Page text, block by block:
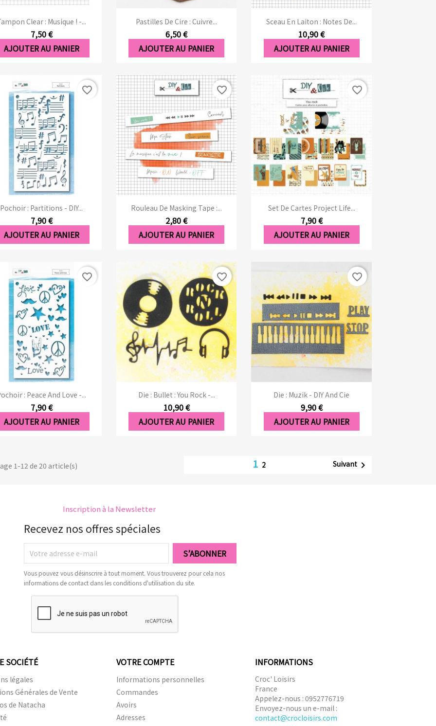
Clear : Musique ! -...
7,50 €
AJOUTER AU PANIER
Aperçu rapide Pastilles De Cire : Cuivre...
6,50 €
AJOUTER AU PANIER
Aperçu rapide Sceau En Laiton : Notes De...
10,90 €
AJOUTER AU PANIER
Aperçu rapide
Pochoir : Partitions - DIY...
7,90 €
AJOUTER AU PANIER
Aperçu rapide
favorite_border
Rouleau De Masking Tape :...
2,80 €
AJOUTER AU PANIER
Aperçu rapide
favorite_border
Set De Cartes Project Life...
7,90 €
AJOUTER AU PANIER
Aperçu rapide
favorite_border
: Peace And Love -...
7,90 €
AJOUTER AU PANIER
Aperçu rapide
favorite_border
Die : Bullet : You Rock -...
10,90 €
AJOUTER AU PANIER
Aperçu rapide
favorite_border
Die : Muzik - DIY And Cie
9,90 €
AJOUTER AU PANIER
Aperçu rapide
favorite_border
1-12 de 20 article(s) 1 2 Suivant
Inscription à la Newsletter
Recevez nos offres spéciales
Vous pouvez vous désinscrire à tout moment. Vous trouverez pour cela nos
informations de contact dans les conditions d'utilisation du site.
SOCIÉTÉ
légales
Générales de Vente
de Natacha
VOTRE COMPTE
Informations personnelles
Commandes
Avoirs
Adresses
INFORMATIONS
Croc' Loisirs
France
Appelez-nous : 0952776719
Envoyez-nous un e-mail :
contact@crocloisirs.com